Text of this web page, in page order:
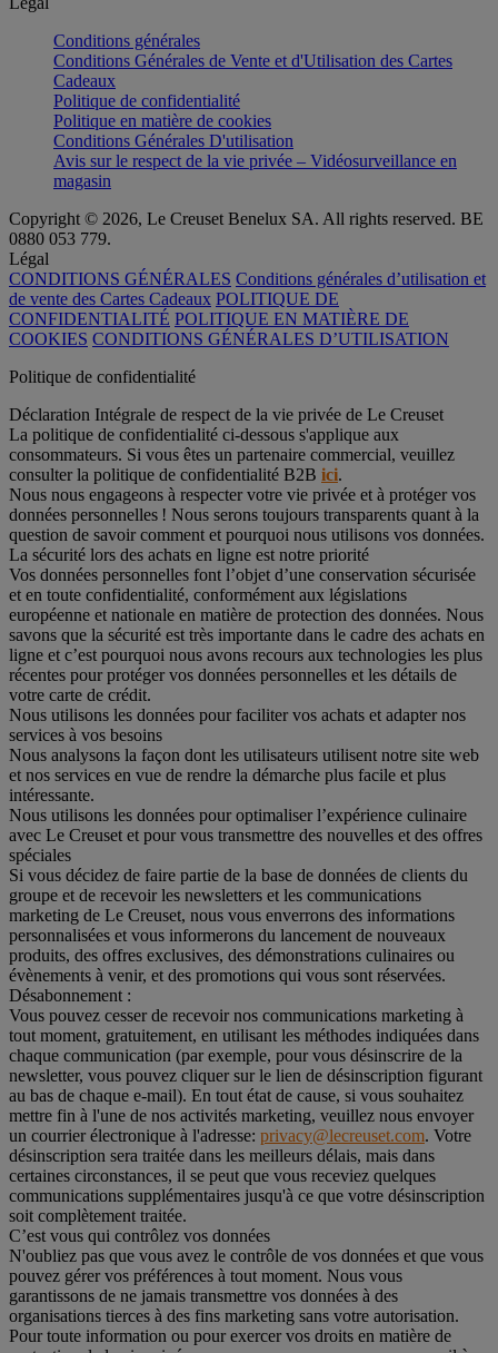
Conditions générales
Conditions Générales de Vente et d'Utilisation des Cartes
Cadeaux
Politique de confidentialité
Politique en matière de cookies
Conditions Générales D'utilisation
Avis sur le respect de la vie privée – Vidéosurveillance en
magasin
Copyright © 2026, Le Creuset Benelux SA. All rights reserved. BE
0880 053 779.
Légal
CONDITIONS GÉNÉRALES Conditions générales d’utilisation et
de vente des Cartes Cadeaux POLITIQUE DE
CONFIDENTIALITÉ POLITIQUE EN MATIÈRE DE
COOKIES CONDITIONS GÉNÉRALES D’UTILISATION
Politique de confidentialité
Déclaration Intégrale de respect de la vie privée de Le Creuset
La politique de confidentialité ci-dessous s'applique aux
consommateurs. Si vous êtes un partenaire commercial, veuillez
consulter la politique de confidentialité B2B ici.
Nous nous engageons à respecter votre vie privée et à protéger vos
données personnelles ! Nous serons toujours transparents quant à la
question de savoir comment et pourquoi nous utilisons vos données.
La sécurité lors des achats en ligne est notre priorité
Vos données personnelles font l’objet d’une conservation sécurisée
et en toute confidentialité, conformément aux législations
européenne et nationale en matière de protection des données. Nous
savons que la sécurité est très importante dans le cadre des achats en
ligne et c’est pourquoi nous avons recours aux technologies les plus
récentes pour protéger vos données personnelles et les détails de
votre carte de crédit.
Nous utilisons les données pour faciliter vos achats et adapter nos
services à vos besoins
Nous analysons la façon dont les utilisateurs utilisent notre site web
et nos services en vue de rendre la démarche plus facile et plus
intéressante.
Nous utilisons les données pour optimaliser l’expérience culinaire
avec Le Creuset et pour vous transmettre des nouvelles et des offres
spéciales
Si vous décidez de faire partie de la base de données de clients du
groupe et de recevoir les newsletters et les communications
marketing de Le Creuset, nous vous enverrons des informations
personnalisées et vous informerons du lancement de nouveaux
produits, des offres exclusives, des démonstrations culinaires ou
évènements à venir, et des promotions qui vous sont réservées.
Désabonnement :
Vous pouvez cesser de recevoir nos communications marketing à
tout moment, gratuitement, en utilisant les méthodes indiquées dans
chaque communication (par exemple, pour vous désinscrire de la
newsletter, vous pouvez cliquer sur le lien de désinscription figurant
au bas de chaque e-mail). En tout état de cause, si vous souhaitez
mettre fin à l'une de nos activités marketing, veuillez nous envoyer
un courrier électronique à l'adresse: privacy@lecreuset.com. Votre
désinscription sera traitée dans les meilleurs délais, mais dans
certaines circonstances, il se peut que vous receviez quelques
communications supplémentaires jusqu'à ce que votre désinscription
soit complètement traitée.
C’est vous qui contrôlez vos données
N'oubliez pas que vous avez le contrôle de vos données et que vous
pouvez gérer vos préférences à tout moment. Nous vous
garantissons de ne jamais transmettre vos données à des
organisations tierces à des fins marketing sans votre autorisation.
Pour toute information ou pour exercer vos droits en matière de